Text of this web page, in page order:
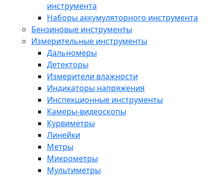
инструмента
Наборы аккумуляторного инструмента
Бензиновые инструменты
Измерительные инструменты
Дальномеры
Детекторы
Измерители влажности
Индикаторы напряжения
Инспекционные инструменты
Камеры-видеоскопы
Курвиметры
Линейки
Метры
Микрометры
Мультиметры